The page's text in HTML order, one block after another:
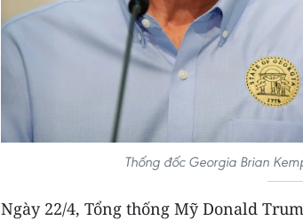
Thống đốc Georgia Brian
Ngày 22/4, Tổng thống Mỹ Donald